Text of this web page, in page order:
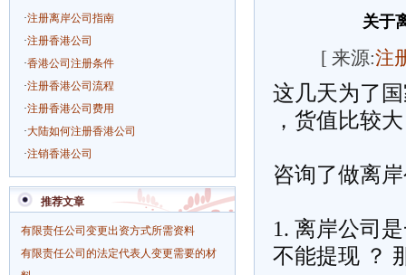
·注册离岸公司指南
·注册香港公司
·香港公司注册条件
·注册香港公司流程
·注册香港公司费用
·大陆如何注册香港公司
·注销香港公司
推荐文章
有限责任公司变更出资方式所需资料
有限责任公司的法定代表人变更需要的材
关于
[ 来源:注
这几天为了
，货值比较
咨询了做离
1. 离岸公司
不能提现 ？